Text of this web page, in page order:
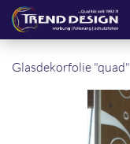
Glas­de­kor­fo­lie "quad"